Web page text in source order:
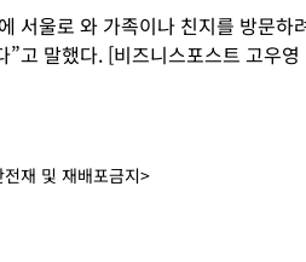
서울로 와 가족이나 친지를 방문하
”고 말했다. [비즈니스포스트 고우
재 및 재배포금지>